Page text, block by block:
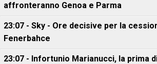
affronteranno Genoa e Parma
23:07 - Sky - Ore decisive per la
Fenerbahce
23:07 - Infortunio Marianucci, la prima